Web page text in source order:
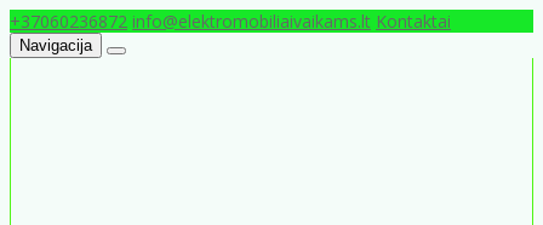
+37060236872 info@elektromobiliaivaikams.lt Kontaktai
Navigacija